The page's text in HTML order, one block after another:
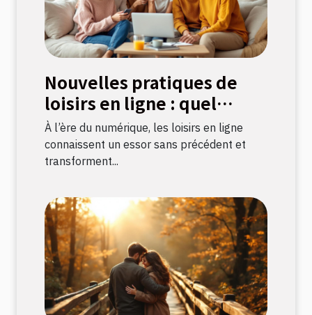
Nouvelles pratiques de
loisirs en ligne : quel
impact sur la culture
française ?
À l’ère du numérique, les loisirs en ligne
connaissent un essor sans précédent et
transforment...